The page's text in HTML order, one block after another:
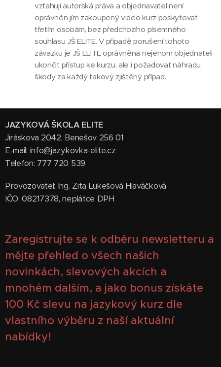
vztahují autorská práva a objednavatel není
oprávněn jím zakoupený video kurz poskytovat
třetím osobám, bez předchozího písemného
souhlasu JŠ ELITE. V případě porušení tohoto
závazku je JŠ ELITE oprávněna nejenom objednateli
ukončit přístup ke kurzu, ale i požadovat náhradu
škody za každý takový zjištěný případ.
JAZYKOVÁ ŠKOLA ELITE
Jiráskova 2042, Benešov 256 01
E-mail: info@jazykovka-elite.cz
Telefon: 777 720 539
Provozovatel: Ing. Zita Lukešová Hlaváčková
IČO: 08217378, neplátce DPH
Zaregistrujte se k odběru newsletteru a
mějte přehled o všech našich
novinkách, slevových akcích a
mnohém dalším, a jako bonus získáte
100 Kč slevu na jazykový kurz dle
vlastního výběru z naší aktuální
nabídky!